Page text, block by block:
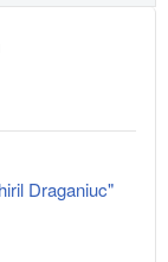
Draganiuc"